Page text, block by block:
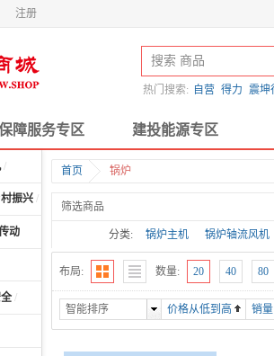
注册
热门搜索: 自营 得力 震坤
障服务专区 建投能源专区
/
振兴 / 计算机及配件
动
/
首页 锅炉
筛选商品
分类: 锅炉主机 锅炉轴流风机
受热面设备配件 磨煤机
燃烧器配件 烟风道配件
布局: 数量: 20 40 80
智能排序 价格从低到高 销量